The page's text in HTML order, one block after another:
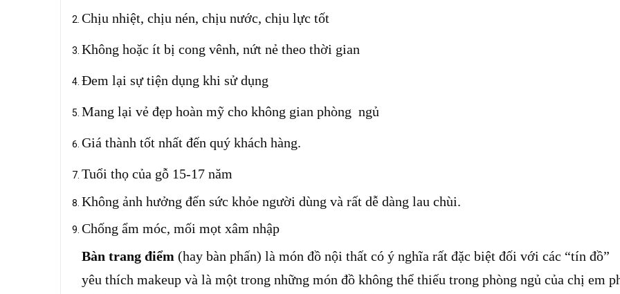
Chịu nhiệt, chịu nén, chịu nước, chịu lực tốt
Không hoặc ít bị cong vênh, nứt nẻ theo thời gian
Đem lại sự tiện dụng khi sử dụng
Mang lại vẻ đẹp hoàn mỹ cho không gian phòng ngủ
Giá thành tốt nhất đến quý khách hàng.
Tuổi thọ của gỗ 15-17 năm
Không ảnh hưởng đến sức khỏe người dùng và rất dễ dàng lau chùi.
Chống ẩm móc, mối mọt xâm nhập
Bàn trang điểm (hay bàn phấn) là món đồ nội thất có ý nghĩa rất đặc biệt đối với các “tín đồ”
yêu thích makeup và là một trong những món đồ không thể thiếu trong phòng ngủ của chị em